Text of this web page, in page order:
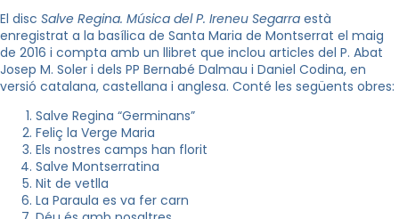
El disc Salve Regina. Música del P. Ireneu Segarra està
enregistrat a la basílica de Santa Maria de Montserrat el maig
de 2016 i compta amb un llibret que inclou articles del P. Abat
Josep M. Soler i dels PP Bernabé Dalmau i Daniel Codina, en
versió catalana, castellana i anglesa. Conté les següents obres:
Salve Regina “Germinans”
Feliç la Verge Maria
Els nostres camps han florit
Salve Montserratina
Nit de vetlla
La Paraula es va fer carn